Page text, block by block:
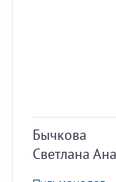
Бычкова
Светлана